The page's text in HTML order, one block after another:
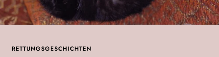
RETTUNGSGESCHICHTEN